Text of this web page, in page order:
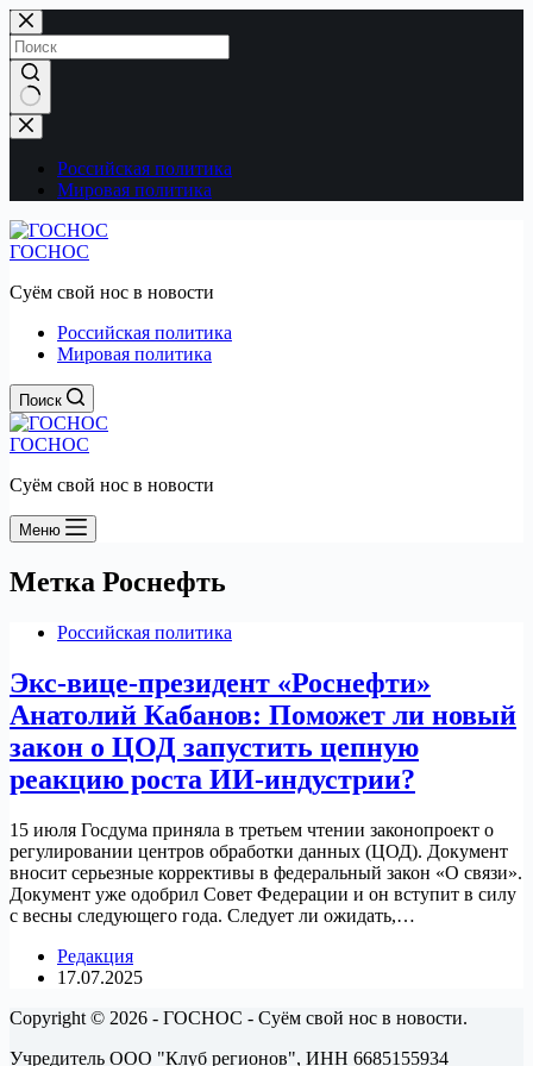
Перейти
к
сути
Ничего
не
найденоРоссийская политика
Мировая политика
ГОСНОС
Суём свой нос в новости
Российская политика
Мировая политика
Поиск
ГОСНОС
Суём свой нос в новости
Меню
Метка Роснефть
Российская политика
Экс-вице-президент «Роснефти»
Анатолий Кабанов: Поможет ли новый
закон о ЦОД запустить цепную
реакцию роста ИИ-индустрии?
15 июля Госдума приняла в третьем чтении законопроект о
регулировании центров обработки данных (ЦОД). Документ
вносит серьезные коррективы в федеральный закон «О связи».
Документ уже одобрил Совет Федерации и он вступит в силу
с весны следующего года. Следует ли ожидать,…
Редакция
17.07.2025
Copyright © 2026 - ГОСНОС - Суём свой нос в новости.
Учредитель ООО "Клуб регионов", ИНН 6685155934